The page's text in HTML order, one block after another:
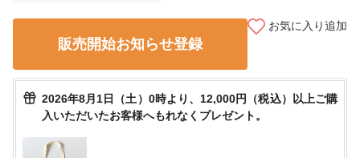
販売開始お知らせ登録
お気に入り追加
2026年8月1日（土）0時より、12,000円（税込）以上ご購
入いただいたお客様へもれなくプレゼント。